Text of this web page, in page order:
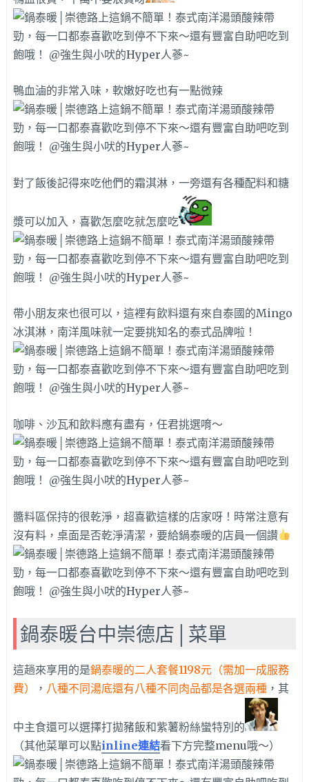
鴨血滷的非常入味，軟嫩好吃也有一點微辣
對了飯後記得來吃他們的霜淇淋，一旁還有各種配料和糖
漿可以加入，喜歡怎麼吃就怎麼吃
帶小朋友來也很可以，這裡有飲料還有來自泰國的Mingo
冰淇淋，南洋風味就一定要挑知名的泰式品牌啦！
咖啡、沙瓦和飲料應有盡有，任君挑選唷～
醬料區保持的很乾淨，超喜歡這樣的店家呀！時常注意有
沒有料，桌面是否乾淨清潔，要給鍋泰暖的店員一個讃
鍋泰暖台中崇德店│菜單
這趟來享用的是鍋泰暖的二人套餐1198元（需加一成服務
費）
， 八種不同湯底還有八種不同肉品都是各選兩種，其
中主食還可以選擇打拋豬飯和紫薯粉絲蠻特別的
（其他菜單可以點inline連結看下方完整menu哦～）